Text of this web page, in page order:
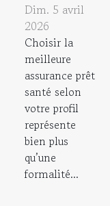
Dim. 5 avril
2026
Choisir la
meilleure
assurance prêt
santé selon
votre profil
représente
bien plus
qu’une
formalité...